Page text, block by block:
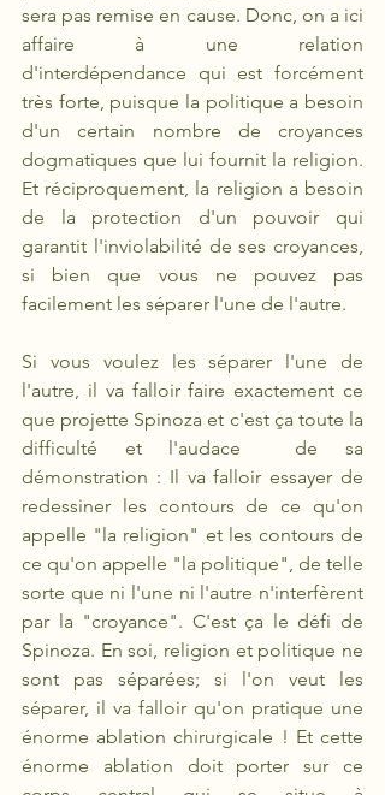
sera pas remise en cause. Donc, on a ici
affaire à une relation
d'interdépendance qui est forcément
très forte, puisque la politique a besoin
d'un certain nombre de croyances
dogmatiques que lui fournit la religion.
Et réciproquement, la religion a besoin
de la protection d'un pouvoir qui
garantit l'inviolabilité de ses croyances,
si bien que vous ne pouvez pas
facilement les séparer l'une de l'autre.
Si vous voulez les séparer l'une de
l'autre, il va falloir faire exactement ce
que projette Spinoza et c'est ça toute la
difficulté et l'audace  de sa
démonstration : Il va falloir essayer de
redessiner les contours de ce qu'on
appelle "la religion" et les contours de
ce qu'on appelle "la politique", de telle
sorte que ni l'une ni l'autre n'interfèrent
par la "croyance". C'est ça le défi de
Spinoza. En soi, religion et politique ne
sont pas séparées; si l'on veut les
séparer, il va falloir qu'on pratique une
énorme ablation chirurgicale ! Et cette
énorme ablation doit porter sur ce